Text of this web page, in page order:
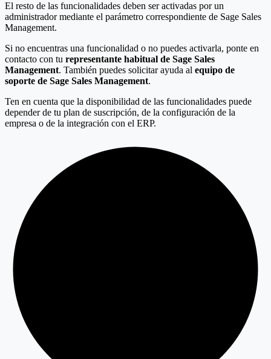
El resto de las funcionalidades deben ser activadas por un
administrador mediante el parámetro correspondiente de Sage Sales
Management.
Si no encuentras una funcionalidad o no puedes activarla, ponte en
contacto con tu representante habitual de Sage Sales
Management. También puedes solicitar ayuda al equipo de
soporte de Sage Sales Management.
Ten en cuenta que la disponibilidad de las funcionalidades puede
depender de tu plan de suscripción, de la configuración de la
empresa o de la integración con el ERP.